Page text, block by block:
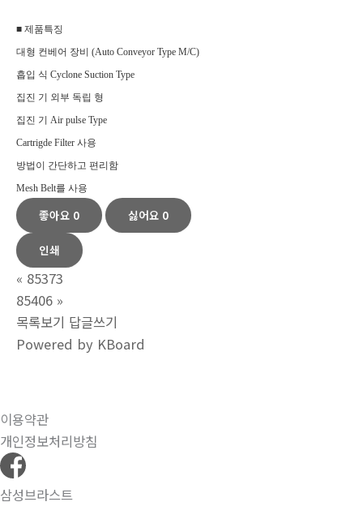
■ 제품특징
대형 컨베어 장비 (Auto Conveyor Type M/C)
흡입 식 Cyclone Suction Type
집진 기 외부 독립 형
집진 기 Air pulse Type
Cartrigde Filter 사용
방법이 간단하고 편리함
Mesh Belt를 사용
좋아요 0 싫어요 0
인쇄
« 85373
85406 »
목록보기 답글쓰기
Powered by KBoard
이용약관
개인정보처리방침
삼성브라스트